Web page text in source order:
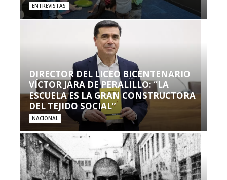
ENTREVISTAS
DIRECTOR DEL LICEO BICENTENARIO
VÍCTOR JARA DE PERALILLO: “LA
ESCUELA ES LA GRAN CONSTRUCTORA
DEL TEJIDO SOCIAL”
NACIONAL